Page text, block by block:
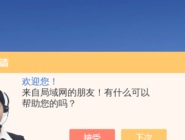
欢迎您！
来自局域网的朋友！有什么可以
帮助您的吗？